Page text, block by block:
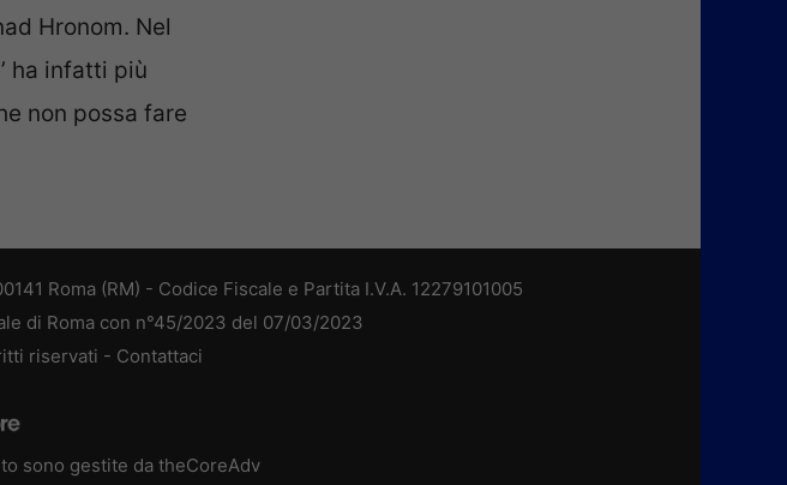
Hronom. Nel
ha infatti più
non possa fare
Roma (RM) - Codice Fiscale e Partita I.V.A. 12279101005
di Roma con n°45/2023 del 07/03/2023
riservati - Contattaci
sono gestite da theCoreAdv